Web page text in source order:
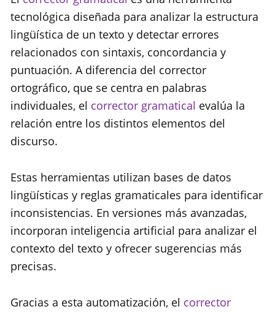
tecnológica diseñada para analizar la estructura
lingüística de un texto y detectar errores
relacionados con sintaxis, concordancia y
puntuación. A diferencia del corrector
ortográfico, que se centra en palabras
individuales, el corrector gramatical evalúa la
relación entre los distintos elementos del
discurso.
Estas herramientas utilizan bases de datos
lingüísticas y reglas gramaticales para identificar
inconsistencias. En versiones más avanzadas,
incorporan inteligencia artificial para analizar el
contexto del texto y ofrecer sugerencias más
precisas.
Gracias a esta automatización, el corrector